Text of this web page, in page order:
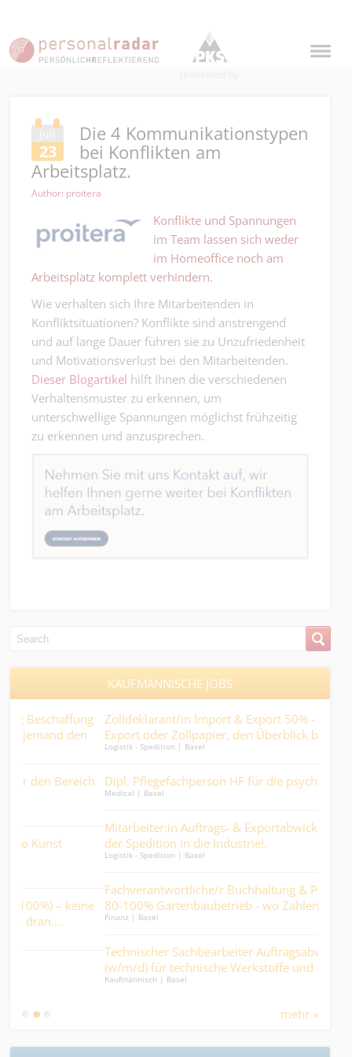
23
Die 4 Kommunikationstypen
bei Konflikten am
Arbeitsplatz.
Author: proitera
Konflikte und Spannungen
im Team lassen sich weder
im Homeoffice noch am
Arbeitsplatz komplett verhindern.
Wie verhalten sich Ihre Mitarbeitenden in
Konfliktsituationen? Konflikte sind anstrengend
und auf lange Dauer führen sie zu Unzufriedenheit
und Motivationsverlust bei den Mitarbeitenden.
Dieser Blogartikel hilft Ihnen die verschiedenen
Verhaltensmuster zu erkennen, um
unterschwellige Spannungen möglichst frühzeitig
zu erkennen und anzusprechen.
KAUFMÄNNISCHE JOBS
den
keine
Zolldeklarant/in Import & Export 50% - ob Import,
Export oder Zollpapier, den Überblick behalten Sie hier..
Logistik - Spedition | Basel
Dipl. Pflegefachperson HF für die psychiatrische Pflege.
Medical | Basel
Mitarbeiter:in Auftrags- & Exportabwicklung 70% - von
der Spedition in die Industrie!.
Logistik - Spedition | Basel
Fachverantwortliche/r Buchhaltung & Personalwesen
80-100% Gartenbaubetrieb - wo Zahlen Wurzeln
schlagen und Prozesse wachsen....
Finanz | Basel
Technischer Sachbearbeiter Auftragsabwicklung 100%
(w/m/d) für technische Werkstoffe und
Industrieprodukte.
Kaufmännisch | Basel
mehr »